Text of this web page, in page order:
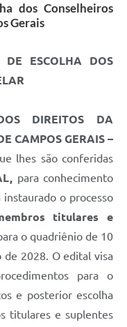
dos Conselheiros
Gerais
DE ESCOLHA DOS
DIREITOS DA
CAMPOS GERAIS –
lhes são conferidas
para conhecimento
o processo
titulares e
o quadriênio de 10
2028. O edital visa
para o
e posterior escolha
titulares e suplentes